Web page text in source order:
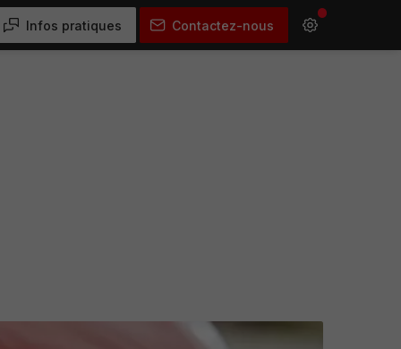
Infos pratiques Contactez-nous